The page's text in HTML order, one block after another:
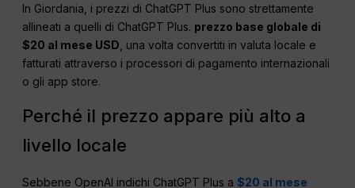
In Giordania, i prezzi di ChatGPT Plus sono strettamente
allineati a quelli di ChatGPT Plus. prezzo base globale di
$20 al mese USD , una volta convertiti in valuta locale e
fatturati attraverso i processori di pagamento internazionali
o gli app store.
Perché il prezzo appare più alto a
livello locale
Sebbene OpenAI indichi ChatGPT Plus a$20 al mese